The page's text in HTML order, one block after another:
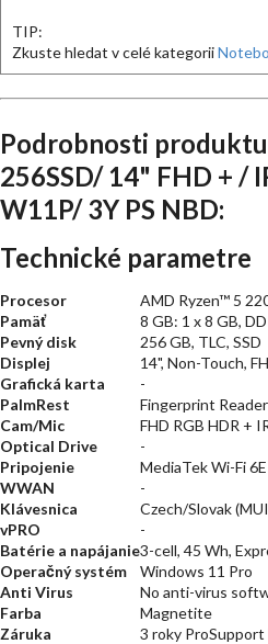
TIP:
Zkuste hledat v celé kategorii
Podrobnosti
256SSD/ 14" FHD + /
W11P/ 3Y PS NBD:
Technické parametre
Procesor
AMD Ryzen™ 5
Pamäť
8 GB: 1 x 8 GB,
Pevný disk
256 GB, TLC, SSD
Displej
14", Non-Touch,
Grafická karta
-
PalmRest
Fingerprint Reader
Cam/Mic
FHD RGB HDR +
Optical Drive
-
Pripojenie
MediaTek Wi-Fi
WWAN
-
Klávesnica
Czech/Slovak
vPRO
-
Batérie a napájanie3-cell, 45 Wh,
Operačný systém
Windows 11 Pro
Anti Virus
No anti-virus
Farba
Magnetite
Záruka
3 roky